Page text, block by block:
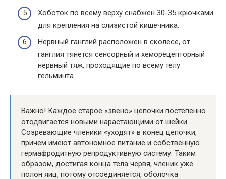
Хоботок по всему верху снабжен 30-35 крючками
для крепления на слизистой кишечника.
Нервный ганглий расположен в сколесе, от
ганглия тянется сенсорный и хеморецепторный
нервный тяж, проходящие по всему телу
гельминта.
Важно! Каждое старое «звено» цепочки постепенно
отодвигается новыми нарастающими от шейки.
Созревающие членики «уходят» в конец цепочки,
причем имеют автономное питание и собственную
гермафродитную репродуктивную систему. Таким
образом, достигая конца тела червя, членик уже
полон яиц, потому отсоединяется, оболочка